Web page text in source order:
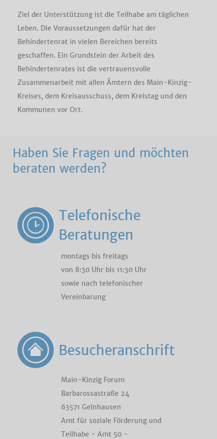
Ziel der Unterstützung ist die Teilhabe am täglichen
Leben. Die Voraussetzungen dafür hat der
Behindertenrat in vielen Bereichen bereits
geschaffen. Ein Grundstein der Arbeit des
Behindertenrates ist die vertrauensvolle
Zusammenarbeit mit allen Ämtern des Main-Kinzig-
Kreises, dem Kreisausschuss, dem Kreistag und den
Kommunen vor Ort.
Haben Sie Fragen und möchten
beraten werden?
Telefonische
Beratungen
montags bis freitags
von 8:30 Uhr bis 11:30 Uhr
sowie nach telefonischer
Vereinbarung
Besucheranschrift
Main-Kinzig Forum
Barbarossastraße 24
63571 Gelnhausen
Amt für soziale Förderung und
Teilhabe - Amt 50 -